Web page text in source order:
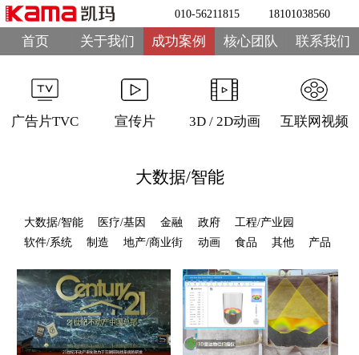
010-56211815 18101038560
首页 关于我们 成功案例 核心团队 联系我们
广告片TVC 宣传片 3D / 2D动画 互联网视频
大数据/智能
大数据/智能 医疗/基因 金融 政府
工程/产业园
软件/系统
制造 地产/商业街 动画 食品 其他 产品